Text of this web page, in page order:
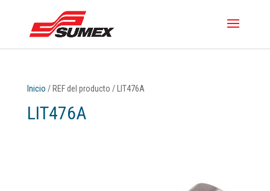
Inicio / REF del producto / LIT476A
LIT476A